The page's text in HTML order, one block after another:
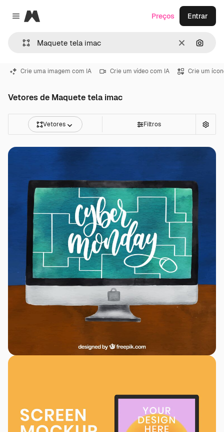
Close menu
Magnific
Limpar
Preços Entrar
Crie uma imagem com IA Crie um vídeo com IA Crie um
Vetores de Maquete tela imac
Vetores Filtros